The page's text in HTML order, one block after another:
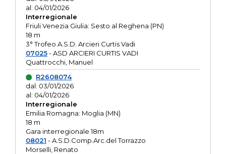
al: 04/01/2026
Interregionale
Friuli Venezia Giulia: Sesto al Reghena (PN)
18 m
3° Trofeo A.S.D. Arcieri Curtis Vadi
07025- ASD ARCIERI CURTIS VADI
Quattrocchi, Manuel
R2608074
dal: 03/01/2026
al: 04/01/2026
Interregionale
Emilia Romagna: Moglia (MN)
18 m
Gara interregionale 18m
08021 - A.S.D.Comp.Arc.del Torrazzo
Morselli, Renato